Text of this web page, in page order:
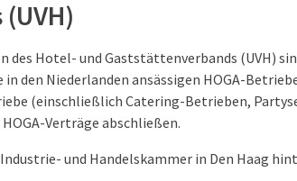
des Hotel- und Gaststättenverbands (UVH)
den Niederlanden ansässigen HOGA-
(einschließlich Catering-Betrieben,
Verträge abschließen.
und Handelskammer in Den Haag